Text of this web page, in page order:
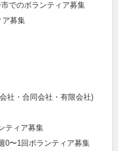
市でのボランティア募集
ア募集
社・合同会社・有限会社)
ティア募集
0〜1回ボランティア募集